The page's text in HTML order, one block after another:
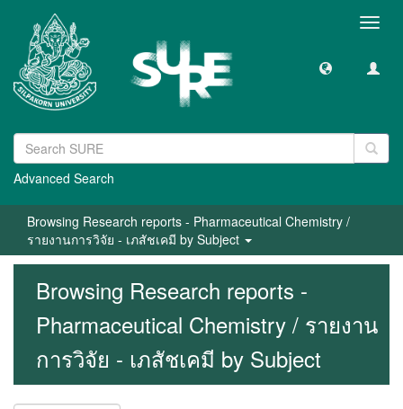
Advanced Search
Browsing Research reports - Pharmaceutical Chemistry /
รายงานการวิจัย - เภสัชเคมี by Subject
Browsing Research reports -
Pharmaceutical Chemistry / รายงาน
การวิจัย - เภสัชเคมี by Subject